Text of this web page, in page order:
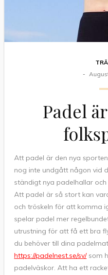
Padel
Att padel är den nya
nog inte undgått någon vid
ständigt nya padelhallar
Att padel är så stort kan
och tröskeln för att komma
spelar padel mer
utrustning för att få ett bra
du behöver till dina
https://padelnest.se/sv/som
padelväskor. Att ha ett